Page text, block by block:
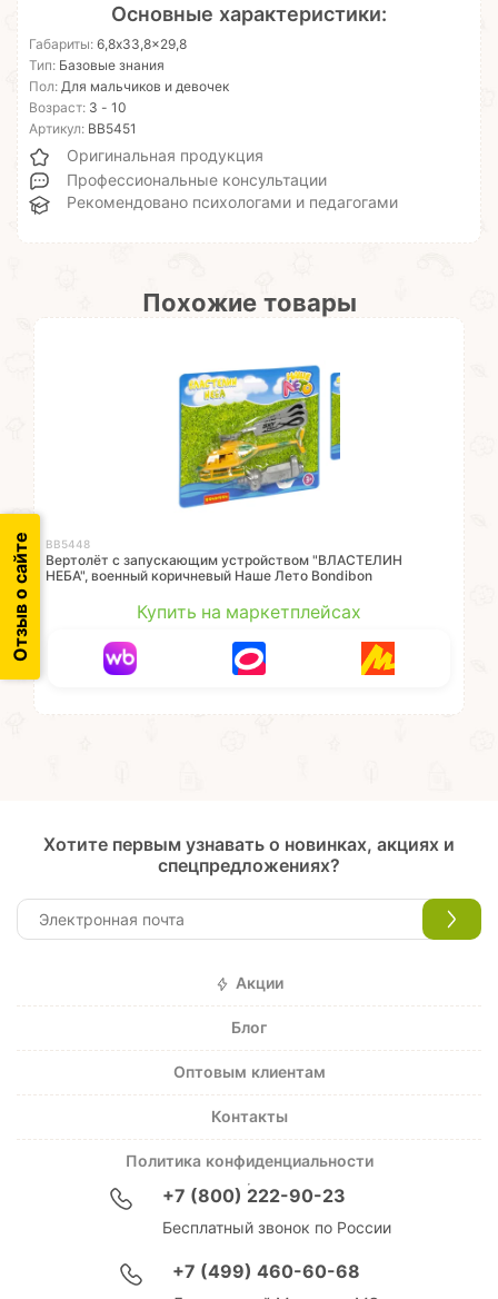
Основные характеристики:
Габариты: 6,8x33,8x29,8
Тип: Базовые знания
Пол: Для мальчиков и девочек
Возраст: 3 - 10
Артикул: ВВ5451
Оригинальная продукция
Профессиональные консультации
Рекомендовано психологами и педагогами
Похожие товары
ВВ5448
Вертолёт с запускающим устройством "ВЛАСТЕЛИН
НЕБА", военный коричневый Наше Лето Bondibon
Купить на маркетплейсах
Отзыв о сайте
Хотите первым узнавать о новинках, акциях и
спецпредложениях?
Акции
Блог
Оптовым клиентам
Контакты
Политика конфиденциальности
+7 (800) 222-90-23
Бесплатный звонок по России
+7 (499) 460-60-68